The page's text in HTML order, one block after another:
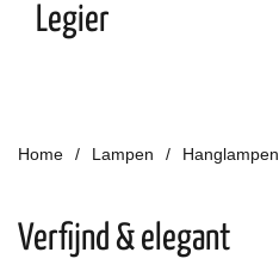
Legier
Home Lampen Hanglampen
Verfijnd & elegant